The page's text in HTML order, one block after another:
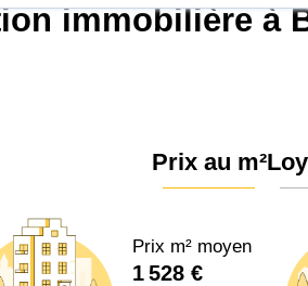
immobilière à
Prix au m²
Prix m² moyen
1 528 €